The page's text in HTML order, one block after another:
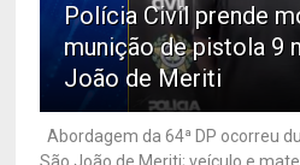
Polícia Civil prende
munição de pistola 9
João de Meriti
Abordagem da 64ª DP ocorreu